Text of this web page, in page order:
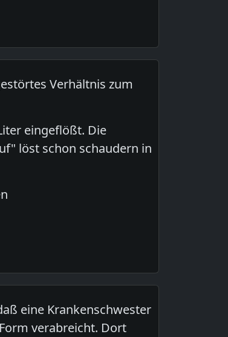
Verhältnis zum
eingeflößt. Die
löst schon schaudern in
eine Krankenschwester
verabreicht. Dort